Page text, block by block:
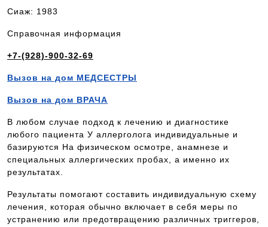
Сиаж: 1983
Справочная информация
+7-(928)-900-32-69
Вызов на дом МЕДСЕСТРЫ
Вызов на дом ВРАЧА
В любом случае подход к лечению и диагностике
любого пациента У аллерголога индивидуальные и
базируются На физическом осмотре, анамнезе и
специальных аллергических пробах, а именно их
результатах.
Результаты помогают составить индивидуальную схему
лечения, которая обычно включает в себя меры по
устранению или предотвращению различных триггеров,